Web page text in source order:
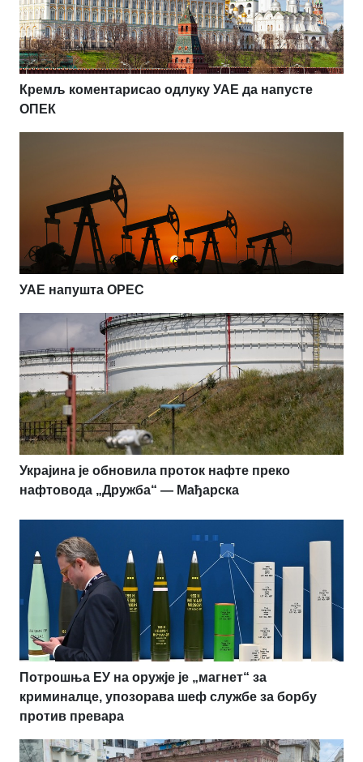
Кремљ коментарисао одлуку УАЕ да напусте
ОПЕК
УАЕ напушта OPEC
Украјина је обновила проток нафте преко
нафтовода „Дружба“ — Мађарска
Потрошња ЕУ на оружје је „магнет“ за
криминалце, упозорава шеф службе за борбу
против превара